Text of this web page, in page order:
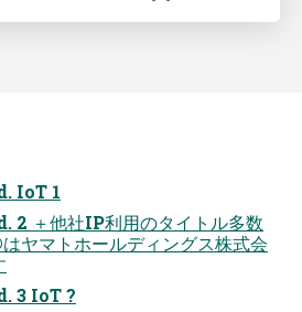
IoT 1
2 ＋他社IP利⽤のタイトル多数
ヤマトホールディングス株式会
3 IoT ?